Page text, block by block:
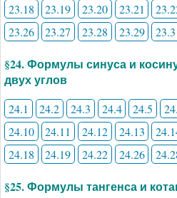
23.18
23.19 23.20 23.21
23.26
23.27 23.28 23.29
§24. Формулы синуса и
двух углов
24.1 24.2 24.3 24.4 24.5
24.10
24.11 24.12 24.13
24.18
24.19 24.22 24.26
§25. Формулы тангенса и